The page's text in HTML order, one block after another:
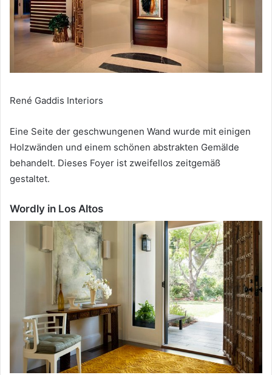
René Gaddis Interiors
Eine Seite der geschwungenen Wand wurde mit einigen
Holzwänden und einem schönen abstrakten Gemälde
behandelt. Dieses Foyer ist zweifellos zeitgemäß
gestaltet.
Wordly in Los Altos